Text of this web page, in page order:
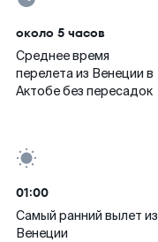
около 5 часов
Среднее время
перелета из Венеции в
Актобе без пересадок
01:00
Самый ранний вылет из
Венеции